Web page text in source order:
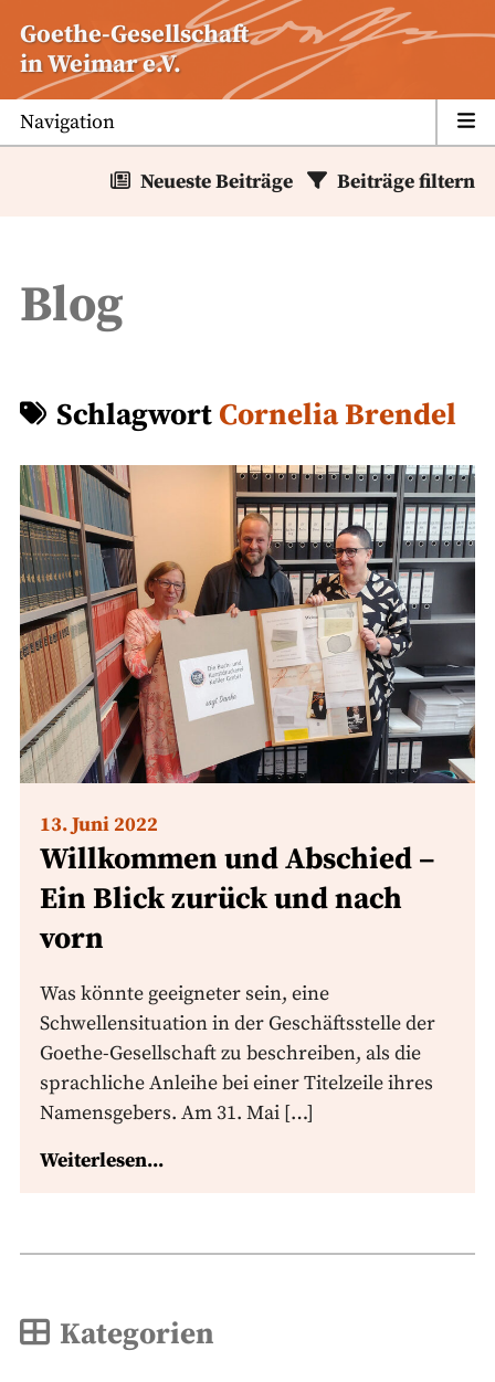
Inhalt
springen
Goethe-Gesellschaft
in Weimar e.V.
Navigation
Neueste Beiträge Beiträge filtern
Blog
Schlagwort Cornelia Brendel
13. Juni 2022
Willkommen und Abschied –
Ein Blick zurück und nach
vorn
Was könnte geeigneter sein, eine
Schwellensituation in der Geschäftsstelle der
Goethe-Gesellschaft zu beschreiben, als die
sprachliche Anleihe bei einer Titelzeile ihres
Namensgebers. Am 31. Mai […]
Weiterlesen...
Kategorien